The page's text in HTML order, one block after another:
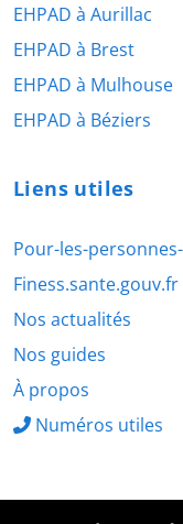
EHPAD à Aurillac
EHPAD à Brest
EHPAD à Mulhouse
EHPAD à Béziers
Liens utiles
Pour-les-
Finess.sante.gouv.fr
Nos actualités
Nos guides
À propos
Numéros utiles